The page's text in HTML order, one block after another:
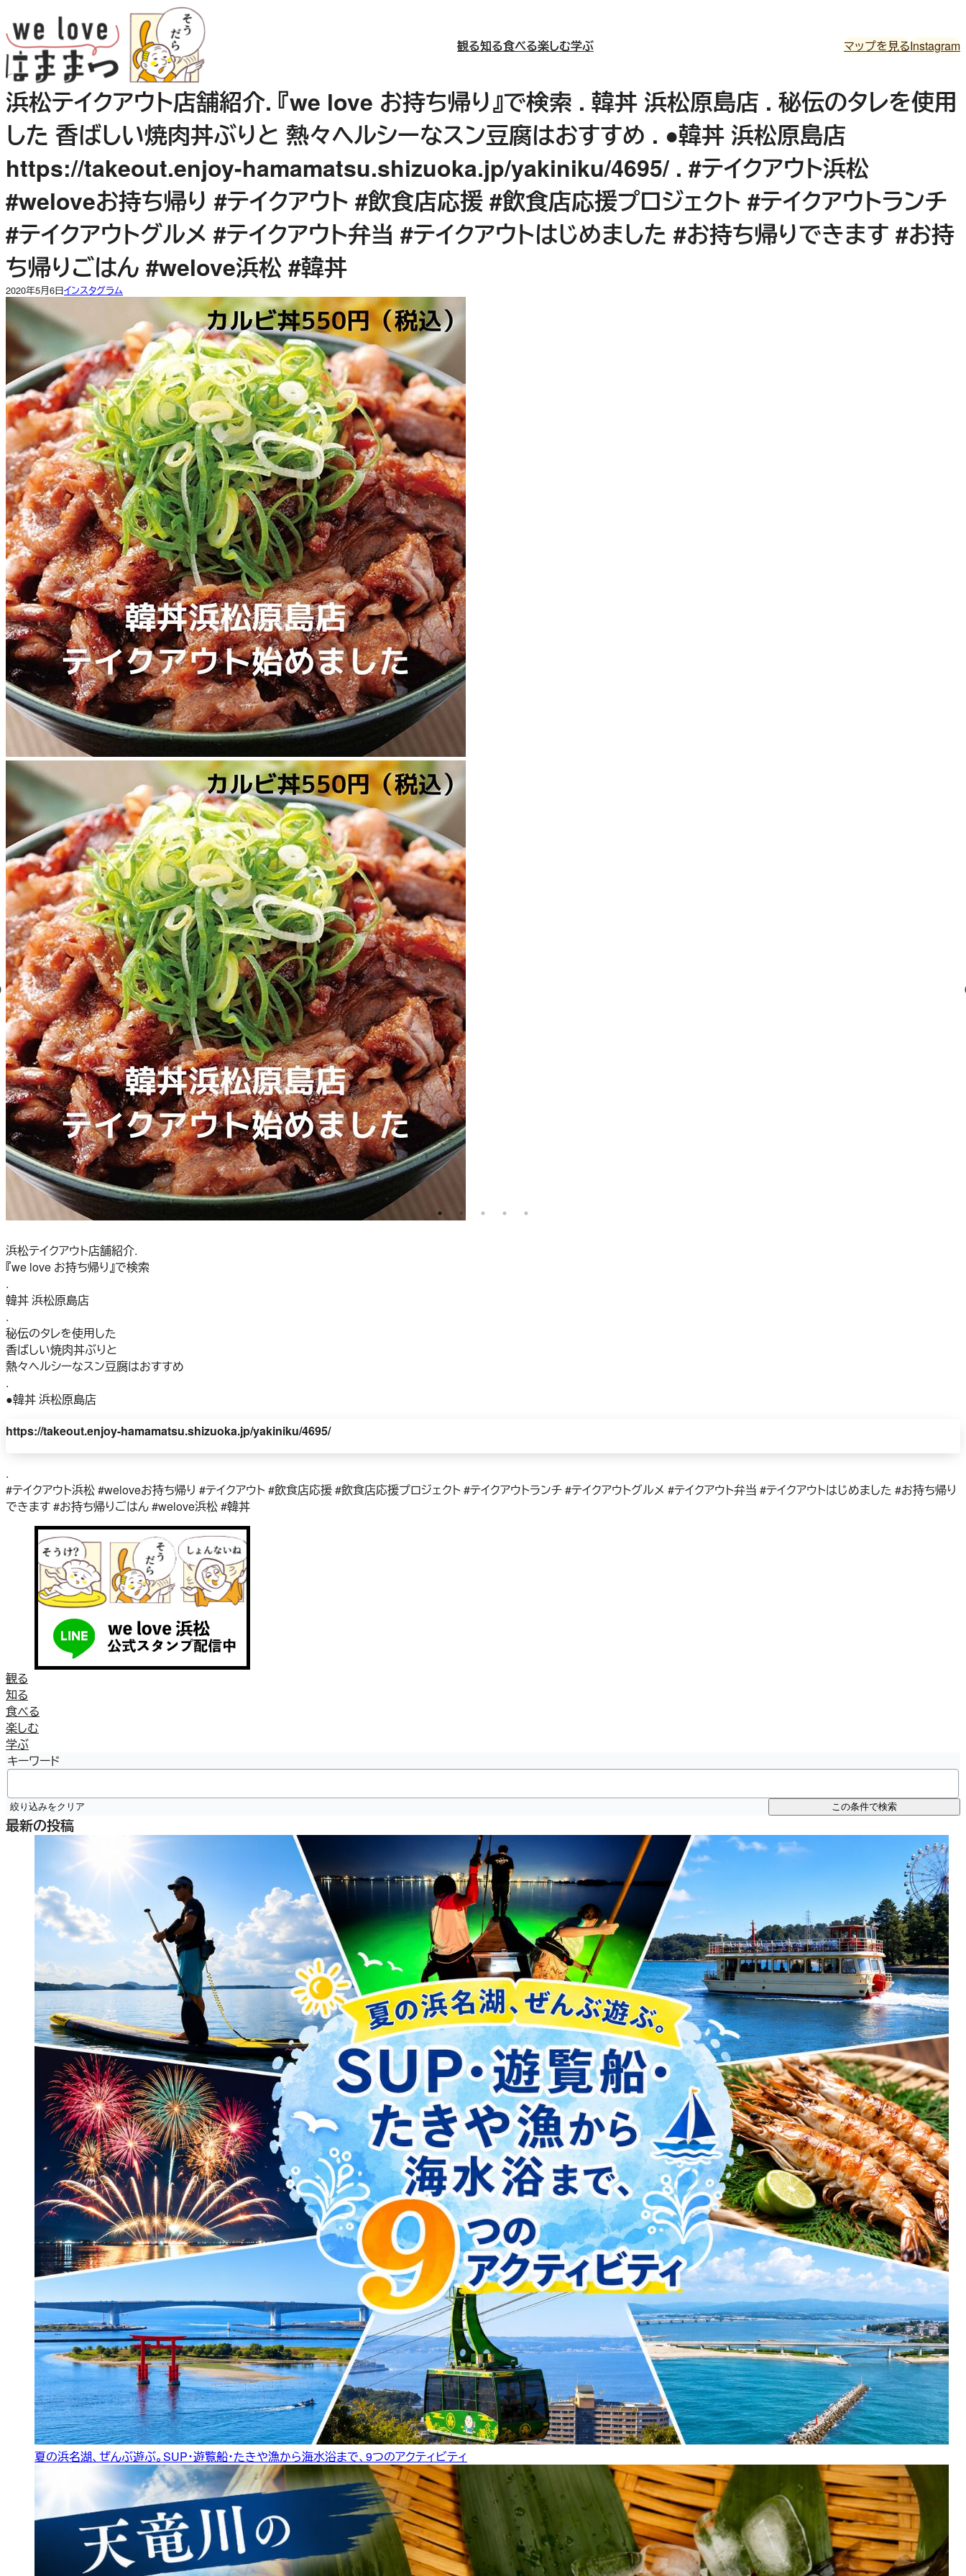
容
を
ス
キ
ッ
プ
観る知る食べる楽しむ学ぶ マップを見るInstagram
浜松テイクアウト店舗紹介. 『we love お持ち帰り』で検索 . 韓丼 浜松原島店 . 秘伝のタレを使用
した 香ばしい焼肉丼ぶりと 熱々ヘルシーなスン豆腐はおすすめ . ●韓丼 浜松原島店
https://takeout.enjoy-hamamatsu.shizuoka.jp/yakiniku/4695/ . #テイクアウト浜松
#weloveお持ち帰り #テイクアウト #飲食店応援 #飲食店応援プロジェクト #テイクアウトランチ
#テイクアウトグルメ #テイクアウト弁当 #テイクアウトはじめました #お持ち帰りできます #お持
ち帰りごはん #welove浜松 #韓丼
2020年5月6日インスタグラム
浜松テイクアウト店舗紹介.
『we love お持ち帰り』で検索
.
韓丼 浜松原島店
.
秘伝のタレを使用した
香ばしい焼肉丼ぶりと
熱々ヘルシーなスン豆腐はおすすめ
.
●韓丼 浜松原島店
https://takeout.enjoy-hamamatsu.shizuoka.jp/yakiniku/4695/
.
#テイクアウト浜松 #weloveお持ち帰り #テイクアウト #飲食店応援 #飲食店応援プロジェクト #テイクアウトランチ #テイクアウトグルメ #テイクアウト弁当 #テイクアウトはじめました #お持ち帰り
できます #お持ち帰りごはん #welove浜松 #韓丼
観る
知る
食べる
楽しむ
学ぶ
キーワード
絞り込みをクリア この条件で検索
最新の投稿
夏の浜名湖、ぜんぶ遊ぶ。SUP・遊覧船・たきや漁から海水浴まで、9つのアクティビティ